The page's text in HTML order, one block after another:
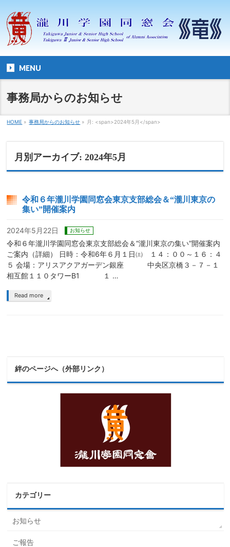
MENU
事務局からのお知らせ
HOME » 事務局からのお知らせ » 月: <span>2024年5月</span>
月別アーカイブ: 2024年5月
令和６年瀧川学園同窓会東京支部総会＆“瀧川東京の
集い”開催案内
2024年5月22日 お知らせ
令和６年瀧川学園同窓会東京支部総会＆“瀧川東京の集い”開催案内
ご案内（詳細） 日時：令和6年６月１日㈯ １４：００～１６：４
５ 会場：アリスアクアガーデン銀座 中央区京橋３－７－１
相互館１１０タワーB1 １ …
Read more
絆のページへ（外部リンク）
カテゴリー
お知らせ
ご報告